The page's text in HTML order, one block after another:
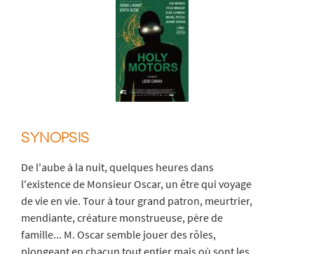
SYNOPSIS
De l'aube à la nuit, quelques heures dans
l'existence de Monsieur Oscar, un être qui voyage
de vie en vie. Tour à tour grand patron, meurtrier,
mendiante, créature monstrueuse, père de
famille... M. Oscar semble jouer des rôles,